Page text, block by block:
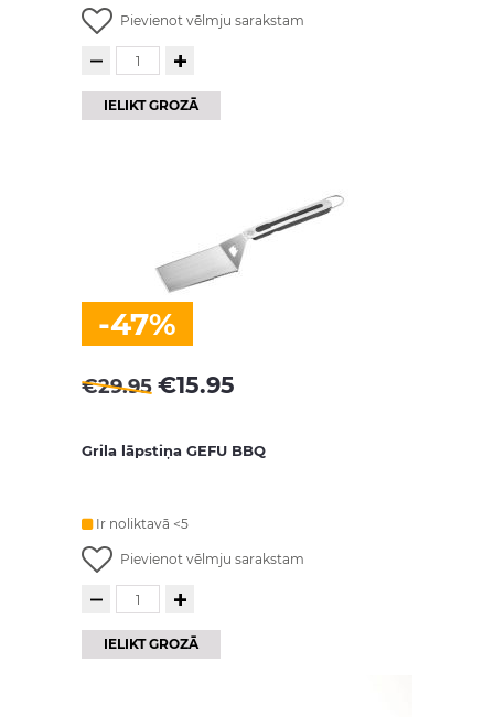
Pievienot vēlmju sarakstam
IELIKT GROZĀ
-47%
€29.95 €15.95
Grila lāpstiņa GEFU BBQ
Ir noliktavā <5
Pievienot vēlmju sarakstam
IELIKT GROZĀ